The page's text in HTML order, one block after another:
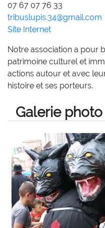
07 67 07 76 33
tribuslupis.34@gmail.com
Site Internet
Notre association a pour
patrimoine culturel et
actions autour et avec
histoire et ses porteurs.
Galerie photo